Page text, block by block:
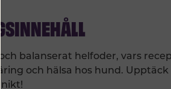
balanserat helfoder, vars
och hälsa hos hund. Upptäck